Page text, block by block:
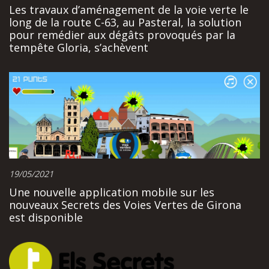
Les travaux d’aménagement de la voie verte le
long de la route C-63, au Pasteral, la solution
pour remédier aux dégâts provoqués par la
tempête Gloria, s’achèvent
19/05/2021
Une nouvelle application mobile sur les
nouveaux Secrets des Voies Vertes de Girona
est disponible